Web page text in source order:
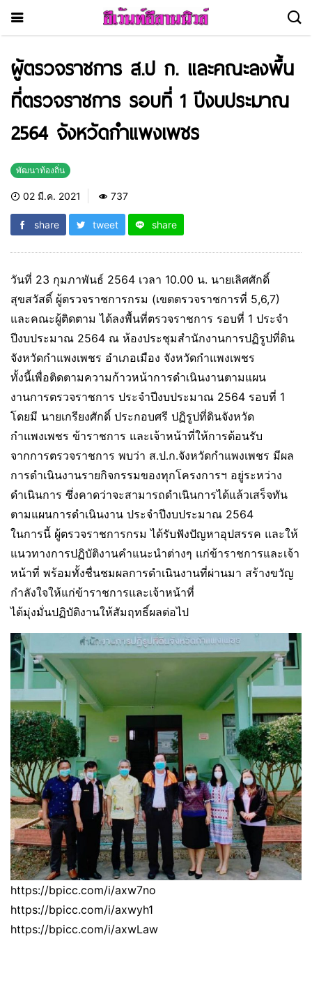
ผู้ตรวจราชการ ส.ป ก. และคณะลงพื้น
ที่ตรวจราชการ รอบที่ 1 ปีงบประมาณ
2564 จังหวัดกำแพงเพชร
พัฒนาท้องถิ่น
02 มี.ค. 2021 737
share tweet share
วันที่ 23 กุมภาพันธ์ 2564 เวลา 10.00 น. นายเลิศศักดิ์
สุขสวัสดิ์ ผู้ตรวจราชการกรม (เขตตรวจราชการที่ 5,6,7)
และคณะผู้ติดตาม ได้ลงพื้นที่ตรวจราชการ รอบที่ 1 ประจำ
ปีงบประมาณ 2564 ณ ห้องประชุมสำนักงานการปฏิรูปที่ดิน
จังหวัดกำแพงเพชร อำเภอเมือง จังหวัดกำแพงเพชร
ทั้งนี้เพื่อติดตามความก้าวหน้าการดำเนินงานตามแผน
งานการตรวจราชการ ประจำปีงบประมาณ 2564 รอบที่ 1
โดยมี นายเกรียงศักดิ์ ประกอบศรี ปฏิรูปที่ดินจังหวัด
กำแพงเพชร ข้าราชการ และเจ้าหน้าที่ให้การต้อนรับ
จากการตรวจราชการ พบว่า ส.ป.ก.จังหวัดกำแพงเพชร มีผล
การดำเนินงานรายกิจกรรมของทุกโครงการฯ อยู่ระหว่าง
ดำเนินการ ซึ่งคาดว่าจะสามารถดำเนินการได้แล้วเสร็จทัน
ตามแผนการดำเนินงาน ประจำปีงบประมาณ 2564
ในการนี้ ผู้ตรวจราชการกรม ได้รับฟังปัญหาอุปสรรค และให้
แนวทางการปฏิบัติงานคำแนะนำต่างๆ แก่ข้าราชการและเจ้า
หน้าที่ พร้อมทั้งชื่นชมผลการดำเนินงานที่ผ่านมา สร้างขวัญ
กำลังใจให้แก่ข้าราชการและเจ้าหน้าที่
ได้มุ่งมั่นปฏิบัติงานให้สัมฤทธิ์ผลต่อไป
https://bpicc.com/i/axw7no
https://bpicc.com/i/axwyh1
https://bpicc.com/i/axwLaw